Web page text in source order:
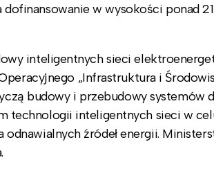
w wysokości ponad
inteligentnych sieci
„Infrastruktura i
budowy i przebudowy systemów
technologii inteligentnych sieci w
źródeł energii.